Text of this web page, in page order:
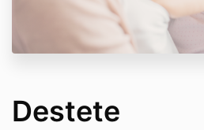
Destete